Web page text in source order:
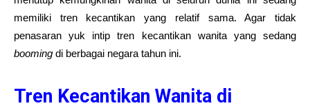
memiliki tren kecantikan yang relatif sama. Agar tidak
penasaran yuk intip tren kecantikan wanita yang sedang
booming di berbagai negara tahun ini.
Tren Kecantikan Wanita di